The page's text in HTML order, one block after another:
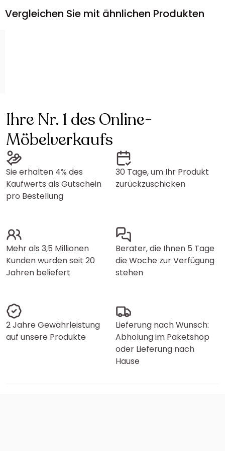
Vergleichen Sie mit ähnlichen Produkten
Ihre Nr. 1 des Online-
Möbelverkaufs
Sie erhalten 4% des
Kaufwerts als Gutschein
pro Bestellung
30 Tage, um Ihr Produkt
zurückzuschicken
Mehr als 3,5 Millionen
Kunden wurden seit 20
Jahren beliefert
Berater, die Ihnen 5 Tage
die Woche zur Verfügung
stehen
2 Jahre Gewährleistung
auf unsere Produkte
Lieferung nach Wunsch:
Abholung im Paketshop
oder Lieferung nach
Hause